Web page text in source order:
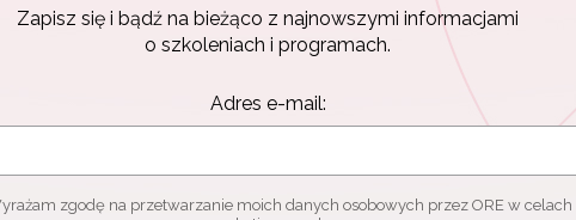
Zapisz się i bądź na bieżąco z najnowszymi informacjami
o szkoleniach i programach.
Adres e-mail:
zgodę na przetwarzanie moich danych osobowych przez ORE w celach